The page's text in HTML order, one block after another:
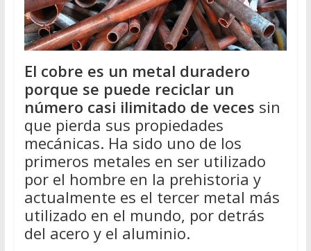
El cobre es un metal duradero
porque se puede reciclar un
número casi ilimitado de veces sin
que pierda sus propiedades
mecánicas. Ha sido uno de los
primeros metales en ser utilizado
por el hombre en la prehistoria y
actualmente es el tercer metal más
utilizado en el mundo, por detrás
del acero y el aluminio.